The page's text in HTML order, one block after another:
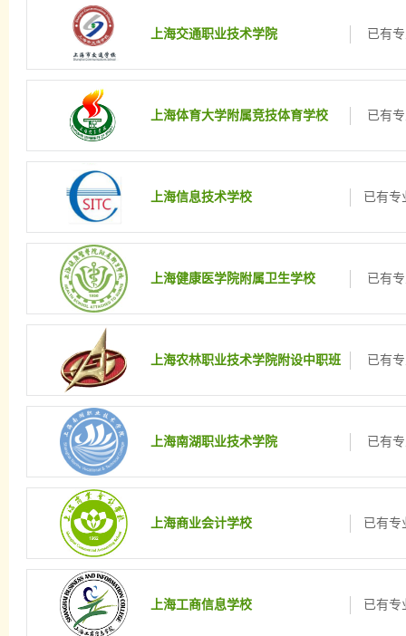
上海交通职业技术学院 已有
上海体育大学附属竞技体育学校 已有
上海信息技术学校 已有专
上海健康医学院附属卫生学校 已有
上海农林职业技术学院附设中职班 已有
上海南湖职业技术学院 已有
上海商业会计学校 已有专
上海工商信息学校 已有专